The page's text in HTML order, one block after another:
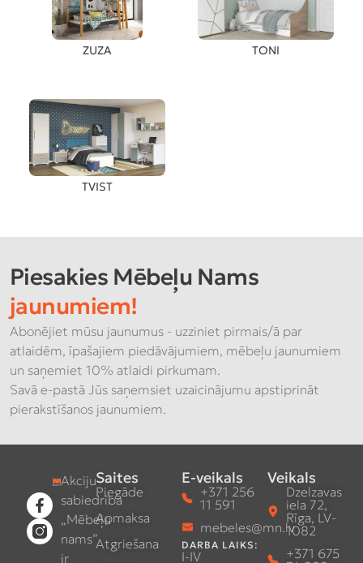
ZUZA TONI
TVIST
Piesakies Mēbeļu Nams
jaunumiem!
Abonējiet mūsu jaunumus - uzziniet pirmais/ā par
atlaidēm, īpašajiem piedāvājumiem, mēbeļu jaunumiem
un saņemiet 10% atlaidi pirkumam.
Savā e-pastā Jūs saņemsiet uzaicinājumu apstiprināt
pierakstīšanos jaunumiem.
Akciju
sabiedrība
„Mēbeļu
nams”
ir
Saites
Piegāde
Apmaksa
Atgriešana
E-veikals
+371 256
11 591
mebeles@mn.lv
DARBA LAIKS:
I-IV
Veikals
Dzelzavas
iela 72,
Rīga, LV-
1082
+371 675